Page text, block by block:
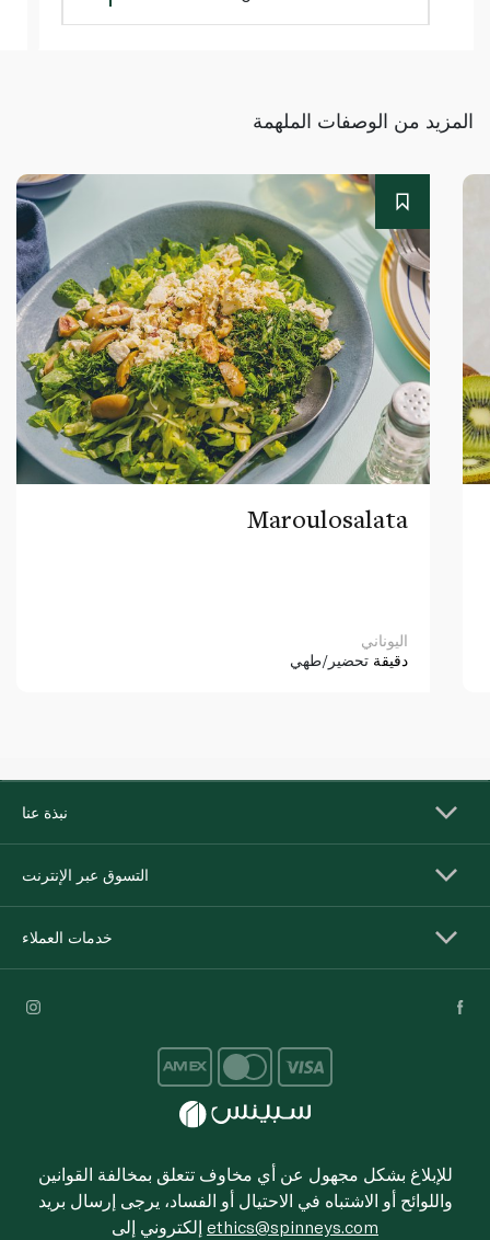
المزيد من الوصفات الملهمة
Maroulosalata
اليوناني
دقيقة تحضير/طهي
نبذة عنا
التسوق عبر الإنترنت
خدمات العملاء
للإبلاغ بشكل مجهول عن أي مخاوف تتعلق بمخالفة القوانين
واللوائح أو الاشتباه في الاحتيال أو الفساد، يرجى إرسال بريد
ethics@spinneys.com